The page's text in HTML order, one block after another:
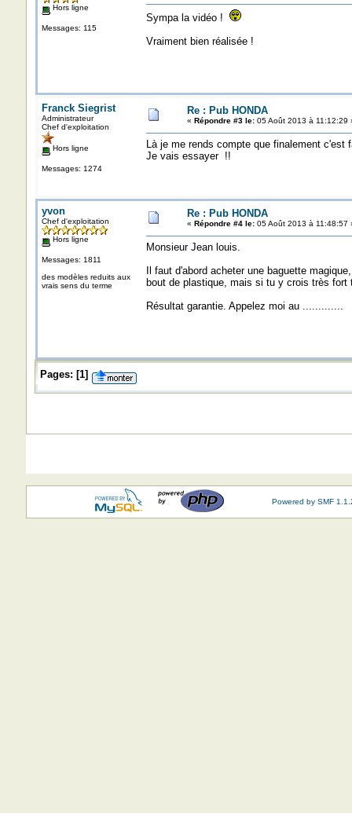
Hors ligne
Messages: 115
Sympa la vidéo !
Vraiment bien réalisée !
Franck Siegrist
Administrateur
Chef d'exploitation
Hors ligne
Messages: 1274
Re : Pub HONDA
« Répondre #3 le:05 Août 2013 à 11:12:29
Là je me rends compte que finalement c'est
Je vais essayer !!
yvon
Chef d'exploitation
Hors ligne
Messages: 1811
des modèles reduits aux
vrais sens du terme
Re : Pub HONDA
« Répondre #4 le:05 Août 2013 à 11:48:57
Monsieur Jean louis.
Il faut d'abord acheter une baguette
bout de plastique, mais si tu y crois très
Résultat garantie. Appelez moi au .............
Pages: [1]
Powered by SMF